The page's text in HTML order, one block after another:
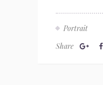
Portrait
Share